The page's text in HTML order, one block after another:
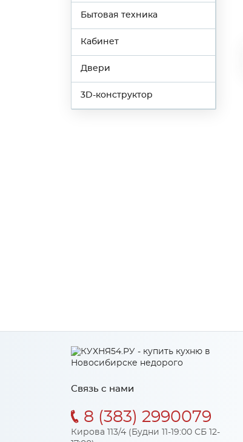
Бытовая техника
Кабинет
Двери
3D-конструктор
Связь с нами
8 (383) 2990079
Кирова 113/4 (Будни 11-19:00 СБ 12-